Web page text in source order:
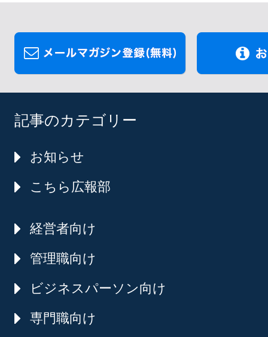
記事のカテゴリー
お知らせ
こちら広報部
経営者向け
管理職向け
ビジネスパーソン向け
専門職向け